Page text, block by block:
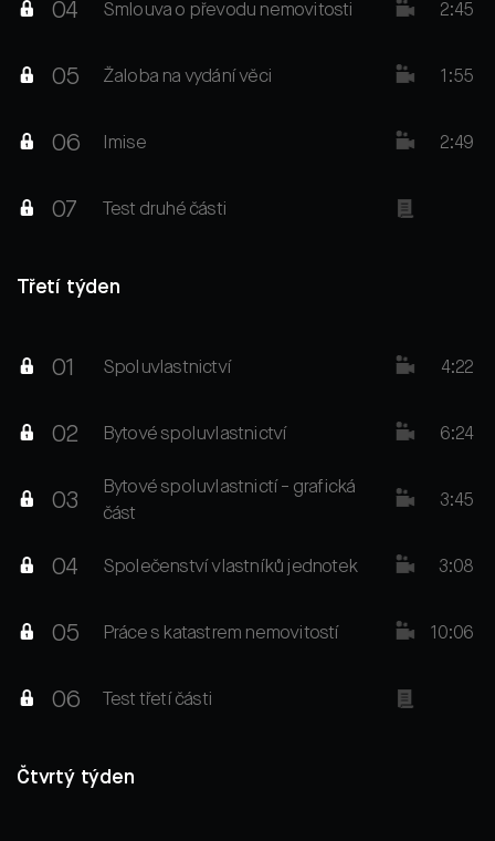
04 Smlouva o převodu nemovitosti 2:45
05 Žaloba na vydání věci 1:55
06 Imise 2:49
07 Test druhé části
Třetí týden
01 Spoluvlastnictví 4:22
02 Bytové spoluvlastnictví 6:24
03
Bytové spoluvlastnictí - grafická
část
3:45
04 Společenství vlastníků jednotek 3:08
05 Práce s katastrem nemovitostí 10:06
06 Test třetí části
Čtvrtý týden